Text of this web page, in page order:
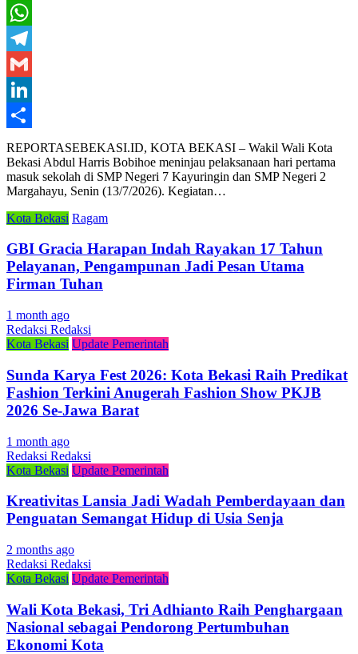
Twitter
WhatsApp
Telegram
Gmail
LinkedIn
Share
REPORTASEBEKASI.ID, KOTA BEKASI – Wakil Wali Kota
Bekasi Abdul Harris Bobihoe meninjau pelaksanaan hari pertama
masuk sekolah di SMP Negeri 7 Kayuringin dan SMP Negeri 2
Margahayu, Senin (13/7/2026). Kegiatan…
Kota Bekasi Ragam
GBI Gracia Harapan Indah Rayakan 17 Tahun
Pelayanan, Pengampunan Jadi Pesan Utama
Firman Tuhan
1 month ago
Redaksi Redaksi
Kota Bekasi Update Pemerintah
Sunda Karya Fest 2026: Kota Bekasi Raih Predikat
Fashion Terkini Anugerah Fashion Show PKJB
2026 Se-Jawa Barat
1 month ago
Redaksi Redaksi
Kota Bekasi Update Pemerintah
Kreativitas Lansia Jadi Wadah Pemberdayaan dan
Penguatan Semangat Hidup di Usia Senja
2 months ago
Redaksi Redaksi
Kota Bekasi Update Pemerintah
Wali Kota Bekasi, Tri Adhianto Raih Penghargaan
Nasional sebagai Pendorong Pertumbuhan
Ekonomi Kota